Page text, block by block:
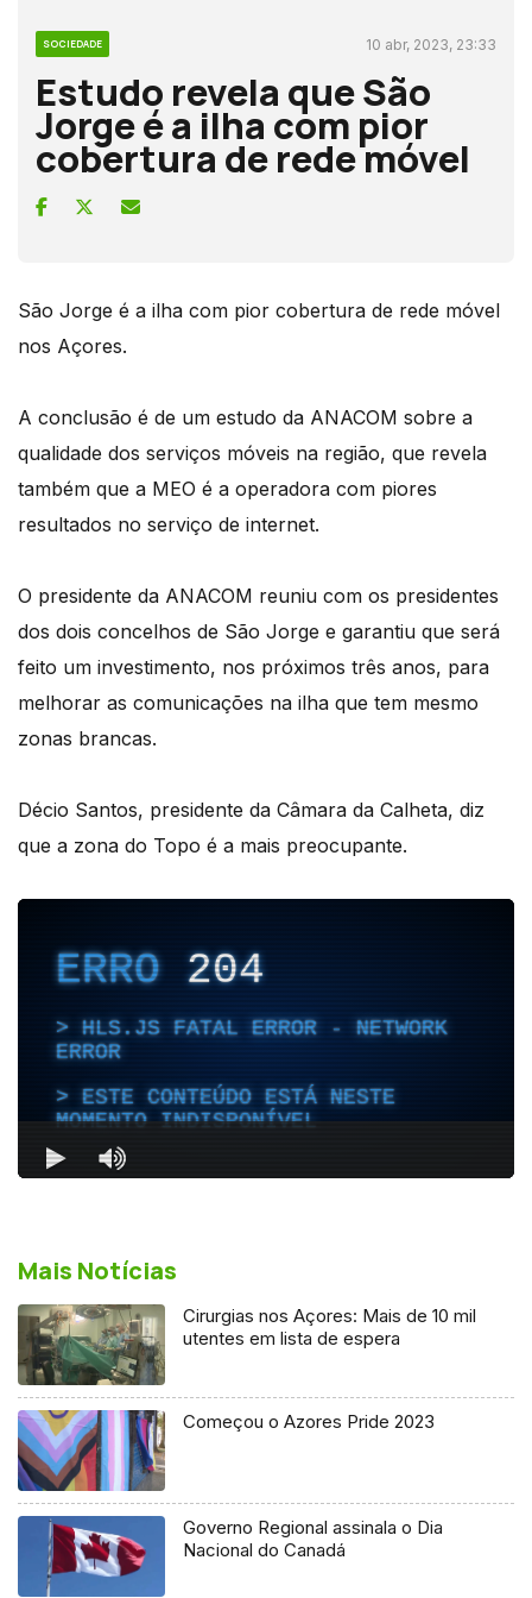
SOCIEDADE 10 abr, 2023, 23:33
Estudo revela que São
Jorge é a ilha com pior
cobertura de rede móvel
São Jorge é a ilha com pior cobertura de rede móvel
nos Açores.
A conclusão é de um estudo da ANACOM sobre a
qualidade dos serviços móveis na região, que revela
também que a MEO é a operadora com piores
resultados no serviço de internet.
O presidente da ANACOM reuniu com os presidentes
dos dois concelhos de São Jorge e garantiu que será
feito um investimento, nos próximos três anos, para
melhorar as comunicações na ilha que tem mesmo
zonas brancas.
Décio Santos, presidente da Câmara da Calheta, diz
que a zona do Topo é a mais preocupante.
Mais Notícias
Cirurgias nos Açores: Mais de 10 mil
utentes em lista de espera
Começou o Azores Pride 2023
Governo Regional assinala o Dia
Nacional do Canadá